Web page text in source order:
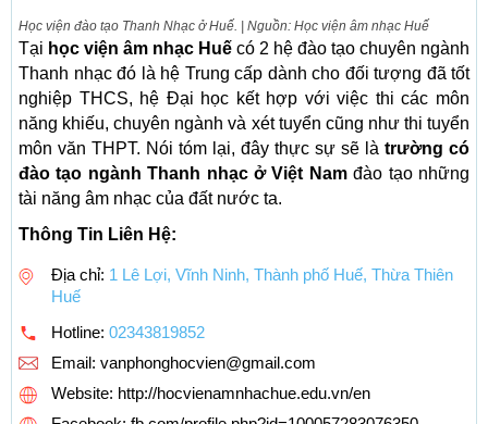
Học viện đào tạo Thanh Nhạc ở Huế. | Nguồn: Học viện âm nhạc Huế
Tại học viện âm nhạc Huế có 2 hệ đào tạo chuyên ngành
Thanh nhạc đó là hệ Trung cấp dành cho đối tượng đã tốt
nghiệp THCS, hệ Đại học kết hợp với việc thi các môn
năng khiếu, chuyên ngành và xét tuyển cũng như thi tuyển
môn văn THPT. Nói tóm lại, đây thực sự sẽ là trường có
đào tạo ngành Thanh nhạc ở Việt Namđào tạo những
tài năng âm nhạc của đất nước ta.
Thông Tin Liên Hệ:
Địa chỉ: 1 Lê Lợi, Vĩnh Ninh, Thành phố Huế, Thừa Thiên
Huế
Hotline: 02343819852
Email: vanphonghocvien@gmail.com
Website: http://hocvienamnhachue.edu.vn/en